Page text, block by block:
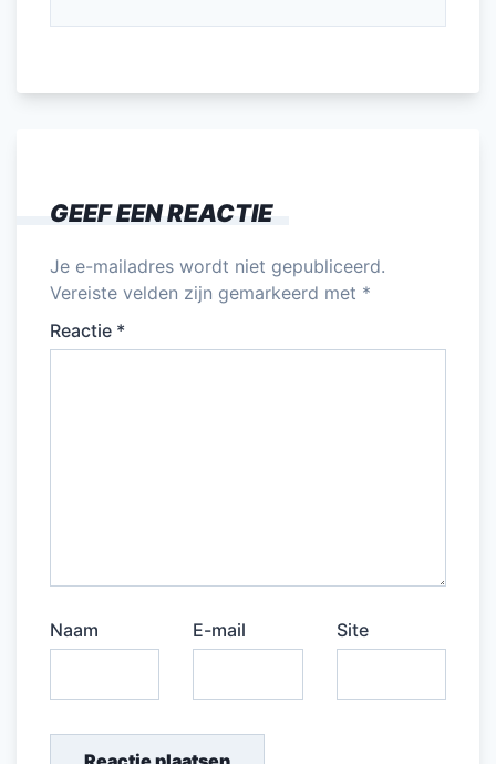
GEEF EEN REACTIE
Je e-mailadres wordt niet gepubliceerd.
Vereiste velden zijn gemarkeerd met *
Reactie *
Naam E-mail Site